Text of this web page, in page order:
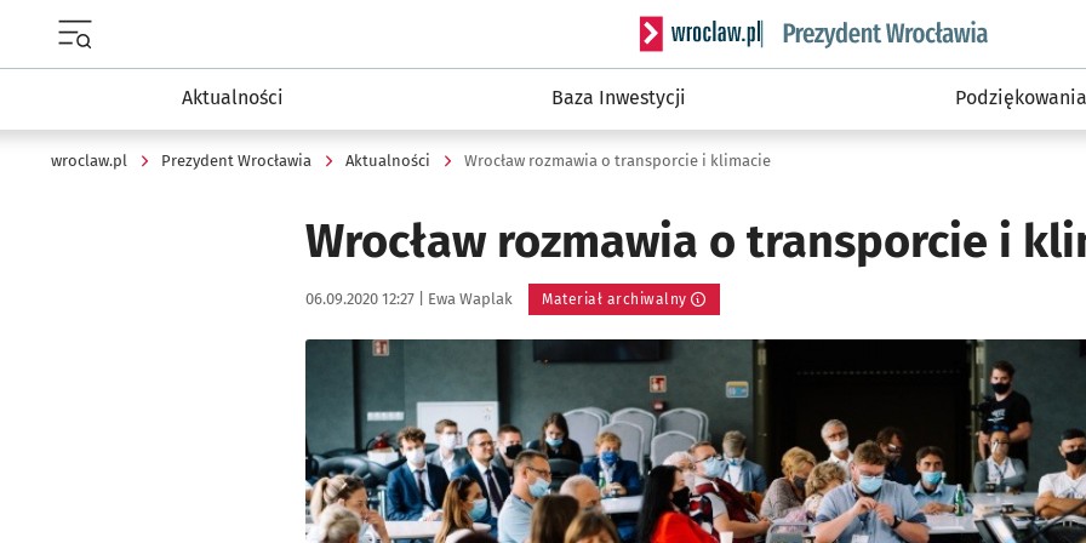
Serwis informacyjny wroclaw.pl podserwis:
Aktualności Baza Inwestycji Podziękowania
wroclaw.pl Prezydent Wrocławia Aktualności Wrocław rozmawia o transporcie i klimacie
Wrocław rozmawia o transporcie i
Data publikacji:
06.09.2020 12:27 | Autor:
Ewa Waplak Materiał archiwalny
Kliknij, aby powiększyć